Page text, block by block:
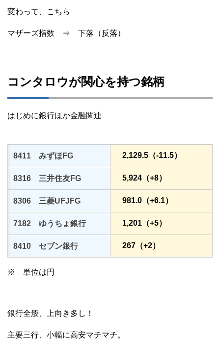
変わって、こちら
マザーズ指数 ⇒ 下落（反落）
コンタロウが関心を持つ銘柄
はじめに銀行ほか金融関連
8411 みずほFG 2,129.5（-11.5）
8316 三井住友FG 5,924（+8）
8306 三菱UFJFG 981.0（+6.1）
7182 ゆうちょ銀行 1,201（+5）
8410 セブン銀行 267（+2）
※ 単位は円
銀行全般、上向き多し！
主要三行、小幅に高安マチマチ。